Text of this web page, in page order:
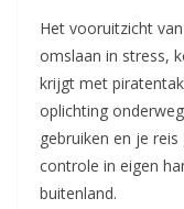
Het vooruitzicht
omslaan in stress,
krijgt met
oplichting
gebruiken en je
controle in eigen
buitenland.